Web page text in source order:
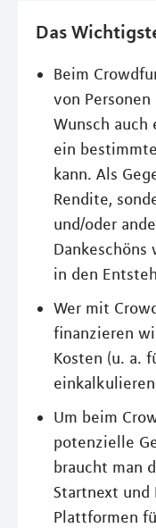
Das
Beim
von
Wunsch auch
ein
kann. Als
Rendite,
und/oder
in den
Wer mit
finanzieren
Kosten (u. a.
Um beim
potenzielle
braucht man
Startnext und
Plattformen